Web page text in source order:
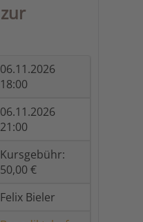
06.11.2026
18:00
06.11.2026
21:00
Kursgebühr:
50,00 €
Felix Bieler